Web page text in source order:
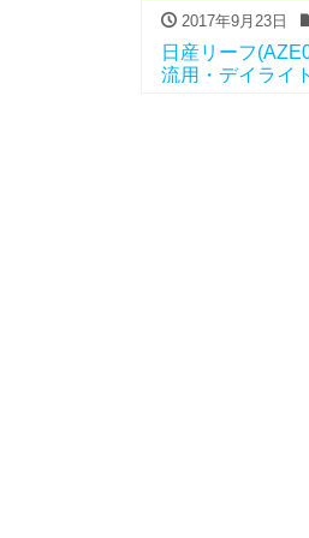
2017年9月23日
日産リーフ
流用・デイライ